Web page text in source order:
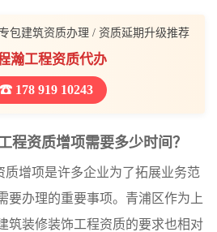
包建筑资质办理 / 资质延期升级推荐
瀚工程资质代办
178 919 10243
程资质增项需要多少时间？
质增项是许多企业为了拓展业务范
要办理的重要事项。青浦区作为上
筑装修装饰工程资质的要求也相对